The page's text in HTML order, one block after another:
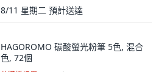
8/11 星期二 預計送達
HAGOROMO 碳酸螢光粉筆 5色, 混合
色, 72個